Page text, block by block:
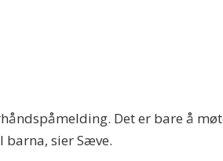
Det er bare å
barna, sier Sæve.